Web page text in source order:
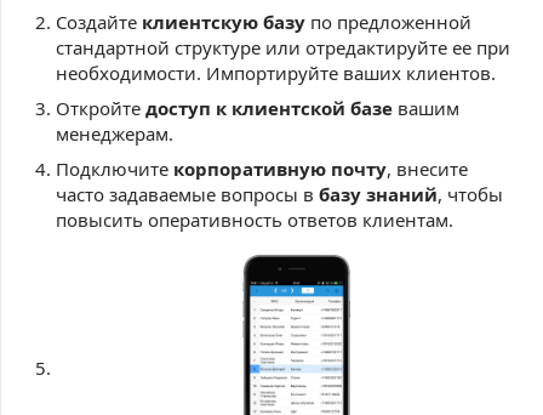
Создайте клиентскую базу по предложенной
стандартной структуре или отредактируйте ее при
необходимости. Импортируйте ваших клиентов.
Откройте доступ к клиентской базе вашим
менеджерам.
Подключите корпоративную почту, внесите
часто задаваемые вопросы в базу знаний, чтобы
повысить оперативность ответов клиентам.